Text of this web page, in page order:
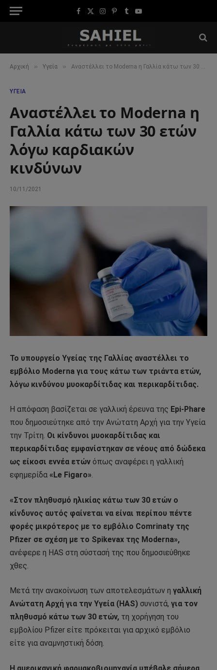
Facebook
X
Instagram
Pinterest
TumblrYouTube
Αρχική » Υγεία » Αναστέλλει το Moderna η Γαλλία κάτω των 30 ετών λόγω καρδιακών κινδύνων
ΥΓΕΊΑ
Αναστέλλει το Moderna η
Γαλλία κάτω των 30 ετών
λόγω καρδιακών
κινδύνων
10/11/2021
Το υπουργείο Υγείας της Γαλλίας αναστέλλει το
εμβόλιο Moderna για τους κάτω των τριάντα ετών,
λόγω κινδύνου μυοκαρδίτιδας και περικαρδίτιδας.
Η απόφαση βασίζεται σε γαλλική έρευνα της Epi-Phare
που δημοσιεύτηκε από την Ανώτατη Αρχή για την Υγεία
την Τρίτη. Οι κίνδυνοι μυοκαρδίτιδας και
περικαρδίτιδας εμφανίστηκαν σε νέους από δώδεκα
ως είκοσι εννέα ετών όπως αναφέρει η γαλλική
εφημερίδα «Le Figaro».
«Στον πληθυσμό ηλικίας κάτω των 30 ετών ο
κίνδυνος αυτός φαίνεται να είναι περίπου πέντε
φορές μικρότερος με το εμβόλιο Comrinaty της
Pfizer σε σχέση με το Spikevax της Moderna»,
ανέφερε η HAS στη σύστασή της που δημοσιεύθηκε
χθες.
Μετά την ανακοίνωση των αποτελεσμάτων η γαλλική
Ανώτατη Αρχή για την Υγεία (HAS) συνιστά, για τον
πληθυσμό κάτω των 30 ετών, τη χορήγηση του
εμβολίου Pfizer είτε πρόκειται για αρχικό εμβόλιο
είτε για αναμνηστική δόση.